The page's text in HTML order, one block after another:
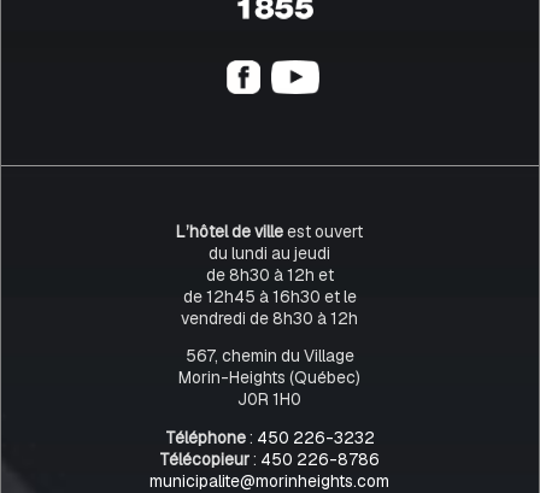
L’hôtel de villeest ouvert
du lundi au jeudi
de 8h30 à 12h et
de 12h45 à 16h30 et le
vendredi de 8h30 à 12h
567, chemin du Village
Morin-Heights (Québec)
J0R 1H0
Téléphone: 450 226-3232
Télécopieur: 450 226-8786
municipalite@morinheights.com